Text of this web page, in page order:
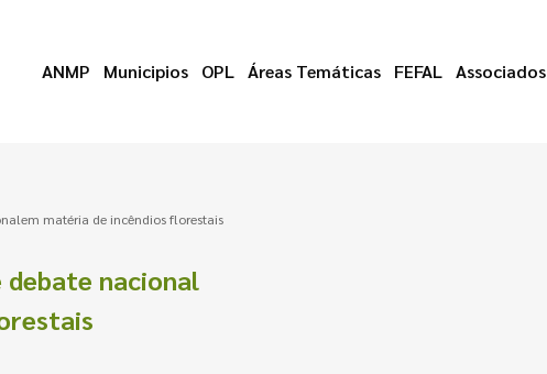
ANMP Municipios OPL Áreas Temáticas FEFAL Associados
matéria de incêndios florestais
debate nacional